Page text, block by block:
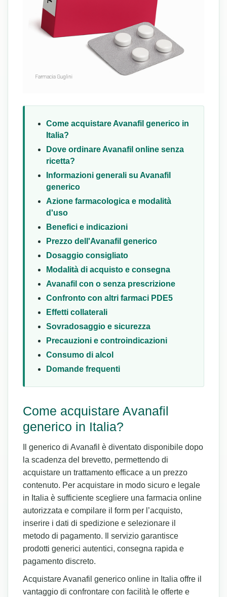
Come acquistare Avanafil generico in
Italia?
Dove ordinare Avanafil online senza
ricetta?
Informazioni generali su Avanafil
generico
Azione farmacologica e modalità
d'uso
Benefici e indicazioni
Prezzo dell'Avanafil generico
Dosaggio consigliato
Modalità di acquisto e consegna
Avanafil con o senza prescrizione
Confronto con altri farmaci PDE5
Effetti collaterali
Sovradosaggio e sicurezza
Precauzioni e controindicazioni
Consumo di alcol
Domande frequenti
Come acquistare Avanafil
generico in Italia?
Il generico di Avanafil è diventato disponibile dopo
la scadenza del brevetto, permettendo di
acquistare un trattamento efficace a un prezzo
contenuto. Per acquistare in modo sicuro e legale
in Italia è sufficiente scegliere una farmacia online
autorizzata e compilare il form per l’acquisto,
inserire i dati di spedizione e selezionare il
metodo di pagamento. Il servizio garantisce
prodotti generici autentici, consegna rapida e
pagamento discreto.
Acquistare Avanafil generico online in Italia offre il
vantaggio di confrontare con facilità le offerte e